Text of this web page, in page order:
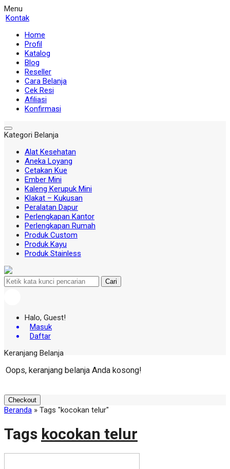
Menu
Kontak
Home
Profil
Katalog
Blog
Reseller
Cara Belanja
Cek Resi
Afiliasi
Konfirmasi
Kategori Belanja
Alat Kesehatan
Aneka Loyang
Cetakan Kue
Ember Mini
Kaleng Kerupuk Mini
Klakat – Kukusan
Peralatan Dapur
Perlengkapan Kantor
Perlengkapan Rumah
Produk Custom
Produk Kayu
Produk Stainless
Cari
Halo, Guest!
Masuk
Daftar
Keranjang Belanja
Oops, keranjang belanja Anda kosong!
Checkout
Beranda » Tags "kocokan telur"
Tags kocokan telur